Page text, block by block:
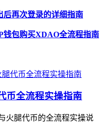
后再次登录的详细指南
钱包购买XDAO全流程指南
币全流程实操指南
火腿代币的全流程实操说